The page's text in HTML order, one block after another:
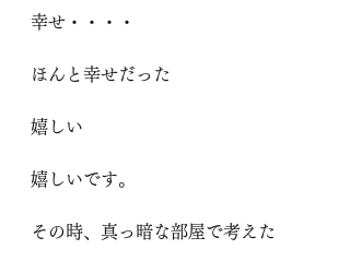
幸せ・・・・
ほんと幸せだった
嬉しい
嬉しいです。
その時、真っ暗な部屋で考えた